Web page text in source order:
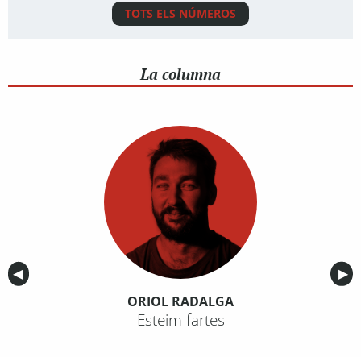
TOTS ELS NÚMEROS
La columna
Anterior
◀︎ ▶︎
ORIOL RADALGA
Esteim fartes